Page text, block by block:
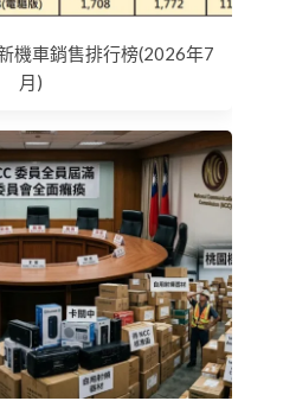
機車銷售排行榜(2026年7
月)